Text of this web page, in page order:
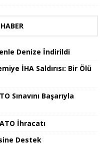
Denize İndirildi
İHA Saldırısı: Bir Ölü
Sınavını Başarıyla
İhracatı
Destek